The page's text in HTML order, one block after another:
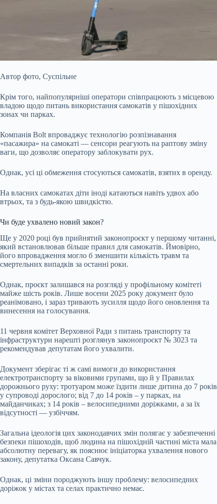
Автор фото, Суспільне
Крім того, найпопулярніші оператори співпрацюють з місцевою
владою щодо питань використання самокатів у пішохідних
зонах чи парках.
Компанія Bolt впроваджує технологію розпізнавання
«пасажира» на самокаті — сенсори реагують на раптову зміну
ваги, що дозволяє оператору заблокувати рух.
Однак, усі ці обмеження стосуються самокатів, взятих в оренду.
На власних самокатах діти іноді катаються навіть удвох або
втрьох, та з будь-якою швидкістю.
Чи буде ухвалено новий закон?
Ще у 2020 році був прийнятий законопроєкт у першому читанні,
який встановлював більше правил для самокатів. Ймовірно,
його впровадження могло б зменшити кількість травм та
смертельних випадків за останні роки.
Однак, проєкт залишався на розгляді у профільному комітеті
майже шість років. Лише восени 2025 року документ було
реанімовано, і зараз тривають зусилля щодо його оновлення та
винесення на голосування.
11 червня комітет Верховної Ради з питань транспорту та
інфраструктури нарешті розглянув законопроєкт № 3023 та
рекомендував депутатам його ухвалити.
Документ зберігає ті ж самі вимоги до використання
електротранспорту за віковими групами, що й у Правилах
дорожнього руху: тротуаром може їздити лише дитина до 7 років
у супроводі дорослого; від 7 до 14 років – у парках, на
майданчиках; з 14 років – велосипедними доріжками, а за їх
відсутності — узбіччям.
Загальна ідеологія цих законодавчих змін полягає у забезпеченні
безпеки пішоходів, щоб людина на пішохідній частині міста мала
абсолютну перевагу, як пояснює ініціаторка ухвалення нового
закону, депутатка Оксана Савчук.
Однак, ці зміни породжують іншу проблему: велосипедних
доріжок у містах та селах практично немає.